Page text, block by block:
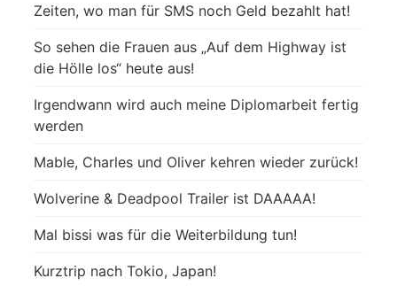
Zeiten, wo man für SMS noch Geld bezahlt hat!
So sehen die Frauen aus „Auf dem Highway ist
die Hölle los“ heute aus!
Irgendwann wird auch meine Diplomarbeit fertig
werden
Mable, Charles und Oliver kehren wieder zurück!
Wolverine & Deadpool Trailer ist DAAAAA!
Mal bissi was für die Weiterbildung tun!
Kurztrip nach Tokio, Japan!